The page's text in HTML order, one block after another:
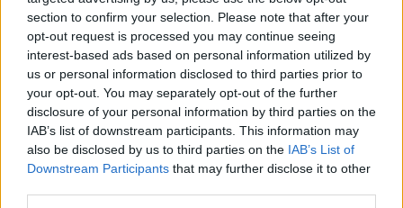
section to confirm your selection. Please note that after your
opt-out request is processed you may continue seeing
interest-based ads based on personal information utilized by
us or personal information disclosed to third parties prior to
your opt-out. You may separately opt-out of the further
disclosure of your personal information by third parties on the
IAB’s list of downstream participants. This information may
also be disclosed by us to third parties on the IAB’s List of
Downstream Participants that may further disclose it to other
A Lego hét év után ad ki új Mindstorms-készletet, az idén
ősszel érkező csomag pedig azért lesz érdekes, mert a
kódolás és a robotika világába is betekintést nyújt. A
megépített robotnak a Scratch grafikus felület és a
Python programnyelv segítségével lehet majd
utasításokat adni. Összesen ötféle robot lesz
összerakható a szettből, a kódoláshoz való app Android
és iOS alatt is fut.